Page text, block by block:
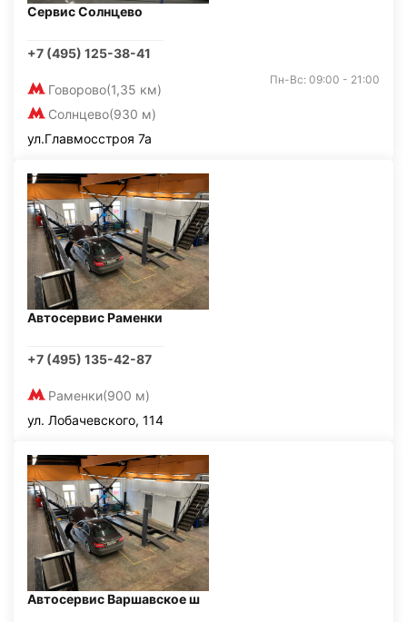
Сервис Солнцево
+7 (495) 125-38-41
Говорово(1,35 км)
Солнцево(930 м)
Пн-Вс: 09:00 - 21:00
ул.Главмосстроя 7а
Автосервис Раменки
+7 (495) 135-42-87
Раменки(900 м)
ул. Лобачевского, 114
Автосервис Варшавское ш